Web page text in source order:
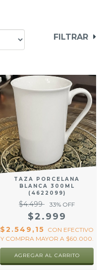
FILTRAR
TAZA PORCELANA
BLANCA 300ML
(4622099)
$4.499 33% OFF
$2.999
$2.549,15 CON EFECTIVO
Y COMPRA MAYOR A $60.000.